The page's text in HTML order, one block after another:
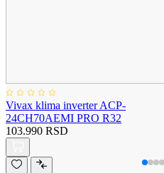
Vivax klima inverter ACP-
24CH70AEMI PRO R32
103.990 RSD